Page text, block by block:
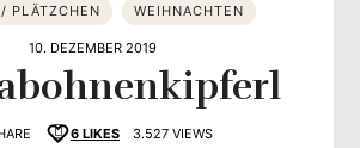
PLÄTZCHEN WEIHNACHTEN
10. DEZEMBER 2019
6 LIKES 3.527 VIEWS